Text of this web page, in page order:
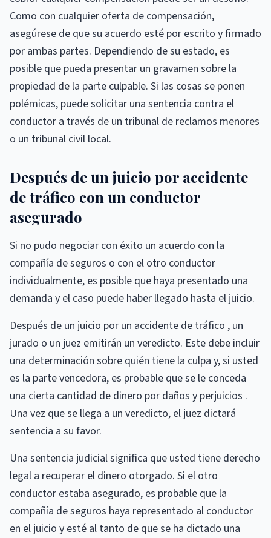
Como con cualquier oferta de compensación,
asegúrese de que su acuerdo esté por escrito y firmado
por ambas partes. Dependiendo de su estado, es
posible que pueda presentar un gravamen sobre la
propiedad de la parte culpable. Si las cosas se ponen
polémicas, puede solicitar una sentencia contra el
conductor a través de un tribunal de reclamos menores
o un tribunal civil local.
Después de un juicio por accidente
de tráfico con un conductor
asegurado
Si no pudo negociar con éxito un acuerdo con la
compañía de seguros o con el otro conductor
individualmente, es posible que haya presentado una
demanda y el caso puede haber llegado hasta el juicio.
Después de un juicio por un accidente de tráfico , un
jurado o un juez emitirán un veredicto. Este debe incluir
una determinación sobre quién tiene la culpa y, si usted
es la parte vencedora, es probable que se le conceda
una cierta cantidad de dinero por daños y perjuicios .
Una vez que se llega a un veredicto, el juez dictará
sentencia a su favor.
Una sentencia judicial significa que usted tiene derecho
legal a recuperar el dinero otorgado. Si el otro
conductor estaba asegurado, es probable que la
compañía de seguros haya representado al conductor
en el juicio y esté al tanto de que se ha dictado una